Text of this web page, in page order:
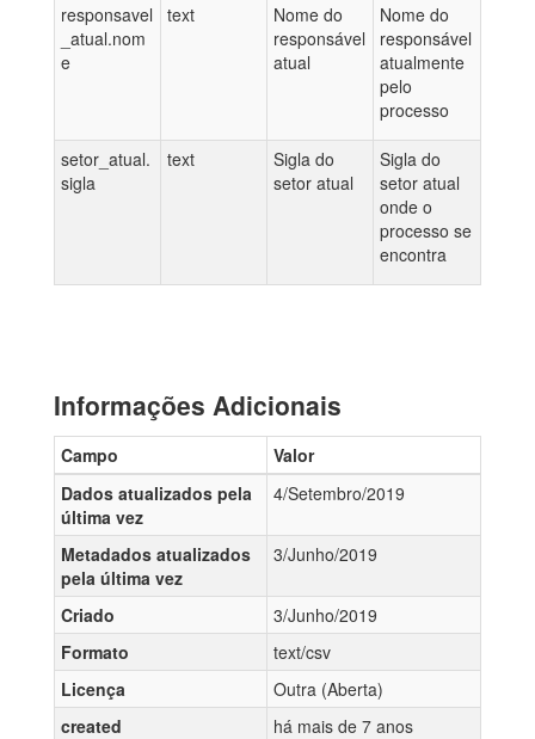
responsavel
_atual.nom
e
text
Nome do
responsável
atual
Nome do
responsável
atualmente
pelo
processo
setor_atual.
sigla
text
Sigla do
setor atual
Sigla do
setor atual
onde o
processo se
encontra
Informações Adicionais
Campo
Valor
Dados atualizados pela
última vez
4/Setembro/2019
Metadados atualizados
pela última vez
3/Junho/2019
Criado
3/Junho/2019
Formato
text/csv
Licença
Outra (Aberta)
created
há mais de 7 anos